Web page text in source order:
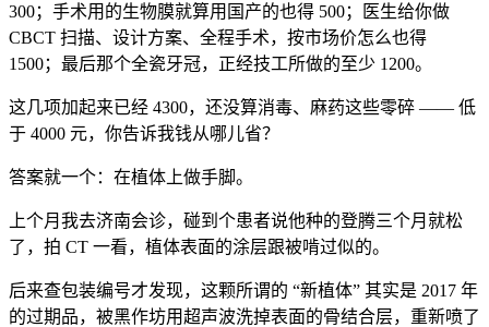
300；手术用的生物膜就算用国产的也得 500；医生给你做
CBCT 扫描、设计方案、全程手术，按市场价怎么也得
1500；最后那个全瓷牙冠，正经技工所做的至少 1200。
这几项加起来已经 4300，还没算消毒、麻药这些零碎 —— 低
于 4000 元，你告诉我钱从哪儿省？
答案就一个：在植体上做手脚。
上个月我去济南会诊，碰到个患者说他种的登腾三个月就松
了，拍 CT 一看，植体表面的涂层跟被啃过似的。
后来查包装编号才发现，这颗所谓的 “新植体” 其实是 2017 年
的过期品，被黑作坊用超声波洗掉表面的骨结合层，重新喷了